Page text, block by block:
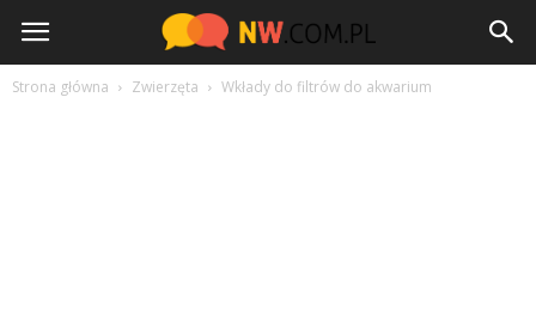
NW.com.pl
Strona główna Zwierzęta Wkłady do filtrów do akwarium